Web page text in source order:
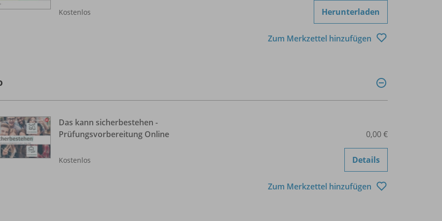
Kostenlos Herunterladen
Zum Merkzettel hinzufügen
Das kann sicherbestehen -
Prüfungsvorbereitung Online
Kostenlos
0,00 €
Details
Zum Merkzettel hinzufügen